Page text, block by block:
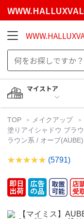
マイストア
TOP メイクアップ
塗りアイシャドウ ブラ
ラウン系 / オーブ
(5791)